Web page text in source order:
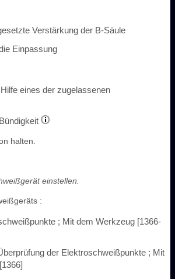
Verstärkung der B-Säule
Einpassung
eines der zugelassenen
halten.
einstellen.
:
; Mit dem Werkzeug [1366-
der Elektroschweißpunkte ; Mit